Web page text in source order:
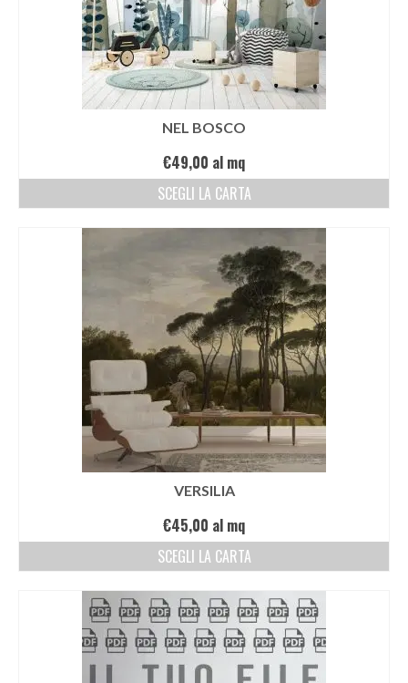
NEL BOSCO
€49,00 al mq
SCEGLI LA CARTA
VERSILIA
€45,00 al mq
SCEGLI LA CARTA